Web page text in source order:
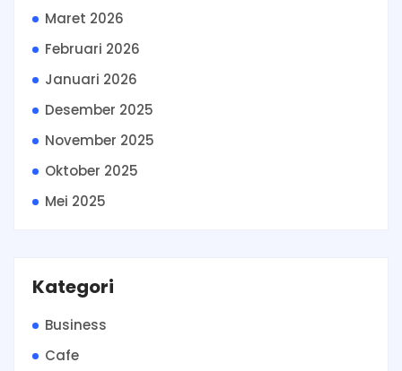
Maret 2026
Februari 2026
Januari 2026
Desember 2025
November 2025
Oktober 2025
Mei 2025
Kategori
Business
Cafe